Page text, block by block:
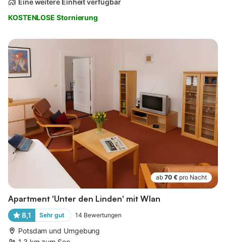
KOSTENLOSE Stornierung
ab 70 € pro Nacht
Apartment 'Unter den Linden' mit Wlan
8,1 Sehr gut 14 Bewertungen
Potsdam und Umgebung